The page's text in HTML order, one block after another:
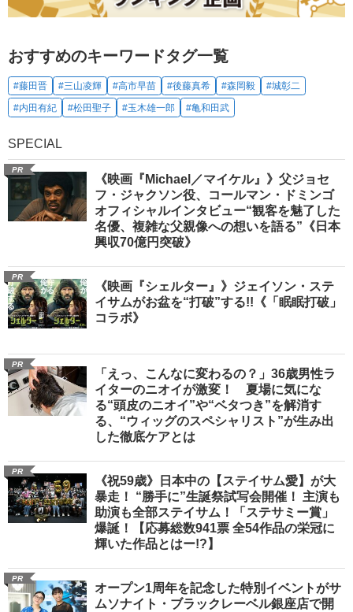
おすすめのキーワードタグ一覧
#藤田晋 #三山凌輝 #高市早苗 #後藤真希 #森岡毅
#城彰二
#内田有紀
#松田聖子 #玉木雄一郎 #亀和田武
SPECIAL
PR
《映画『Michael／マイケル』》父ジョセ
フ・ジャクソン役、コールマン・ドミンゴ
オフィシャルインタビュー“観客を魅了した
名優、複雑な父親像への想いを語る”《日本
興収70億円突破》
PR
《映画『シェルター』》ジェイソン・ステ
イサムがお盆を“打破”する!!《「眠眠打破」
コラボ》
PR
「えっ、こんなに変わるの？」36歳男性ラ
イターのニオイが激変！ 夏場に気にな
る“頭皮のニオイ”や“ベタつき”を解消す
る、“ウィッグのスペシャリスト”が生み出
した徹底ケアとは
PR
《祝59歳》日本中の【ステイサム愛】が大
暴走！ “勝手に”生誕祭試写会開催！ 主演も
助演も全部ステイサム！「ステサミー賞」
爆誕！【応募総数941票 全54作品の栄冠に
輝いた作品とはー!?】
PR
オープン1周年を記念した特別イベントがサ
ムソナイト・ブラックレーベル銀座店で開